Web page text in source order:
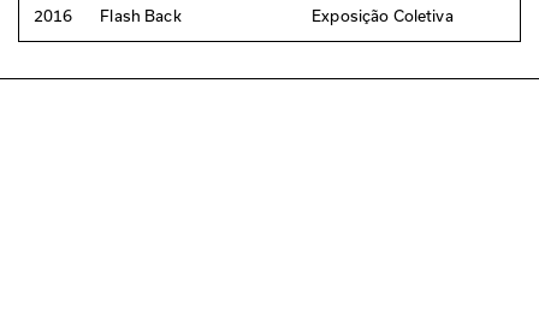
2016 Flash Back Exposição Coletiva